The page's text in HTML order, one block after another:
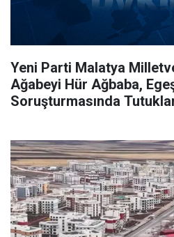
Yeni Parti Malatya
Ağabeyi Hür Ağbaba,
Soruşturmasında